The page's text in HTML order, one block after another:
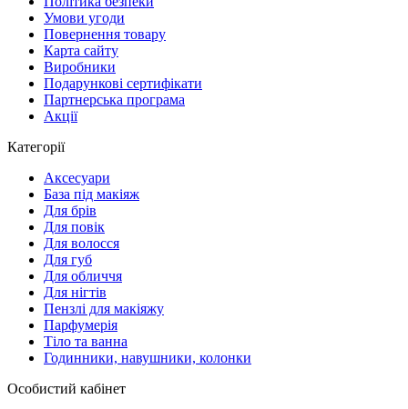
Умови угоди
Повернення товару
Карта сайту
Виробники
Подарункові сертифікати
Партнерська програма
Акції
Категорії
Аксесуари
База під макіяж
Для брів
Для повік
Для волосся
Для губ
Для обличчя
Для нігтів
Пензлі для макіяжу
Парфумерія
Тіло та ванна
Годинники, навушники, колонки
Особистий кабінет